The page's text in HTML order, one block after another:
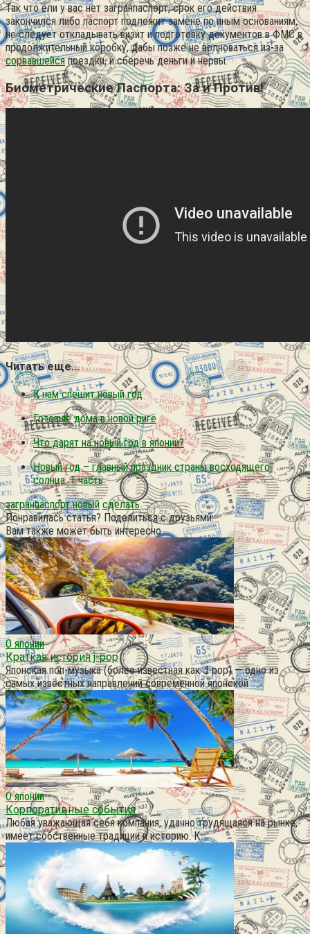
Так что ели у вас нет загранпаспорт, срок его действия
закончился либо паспорт подлежит замене по иным основаниям,
не следует откладывать визит и подготовку документов в ФМС в
продолжительный коробку, дабы позже не волноваться из-за
сорвавшейсяпоездки, и сберечь деньги и нервы.
Биометрические Паспорта: За и Против!
Читать еще…
К нам спешит новый год
Готовые дома в новой риге
Что дарят на новый год в японии?
Новый год – главный праздник страны восходящего
солнца. 1 часть
загранпаспорт новый сделать
Понравилась статья? Поделиться с друзьями:
Вам также может быть интересно
О японии
Краткая история j-pop
Японская поп-музыка (более известная как J-pop) — одно из
самых известных направлений современной японской
О японии
Корпоративные события
Любая уважающая себя компания, удачно трудящаяся на рынке,
имеет собственные традиции и историю. К